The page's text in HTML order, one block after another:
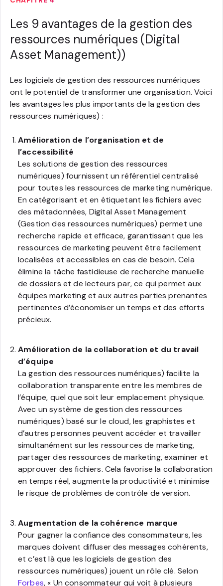
Les 9 avantages de la gestion des
ressources numériques (Digital
Asset Management))
Les logiciels de gestion des ressources numériques
ont le potentiel de transformer une organisation. Voici
les avantages les plus importants de la gestion des
ressources numériques) :
Amélioration de l’organisation et de
l’accessibilité
Les solutions de gestion des ressources
numériques) fournissent un référentiel centralisé
pour toutes les ressources de marketing numérique.
En catégorisant et en étiquetant les fichiers avec
des métadonnées, Digital Asset Management
(Gestion des ressources numériques) permet une
recherche rapide et efficace, garantissant que les
ressources de marketing peuvent être facilement
localisées et accessibles en cas de besoin. Cela
élimine la tâche fastidieuse de recherche manuelle
de dossiers et de lecteurs par, ce qui permet aux
équipes marketing et aux autres parties prenantes
pertinentes d’économiser un temps et des efforts
précieux.
Amélioration de la collaboration et du travail
d’équipe
La gestion des ressources numériques) facilite la
collaboration transparente entre les membres de
l’équipe, quel que soit leur emplacement physique.
Avec un système de gestion des ressources
numériques) basé sur le cloud, les graphistes et
d’autres personnes peuvent accéder et travailler
simultanément sur les ressources de marketing,
partager des ressources de marketing, examiner et
approuver des fichiers. Cela favorise la collaboration
en temps réel, augmente la productivité et minimise
le risque de problèmes de contrôle de version.
Augmentation de la cohérence marque
Pour gagner la confiance des consommateurs, les
marques doivent diffuser des messages cohérents,
et c’est là que les logiciels de gestion des
ressources numériques) jouent un rôle clé. Selon
Forbes, « Un consommateur qui voit à plusieurs